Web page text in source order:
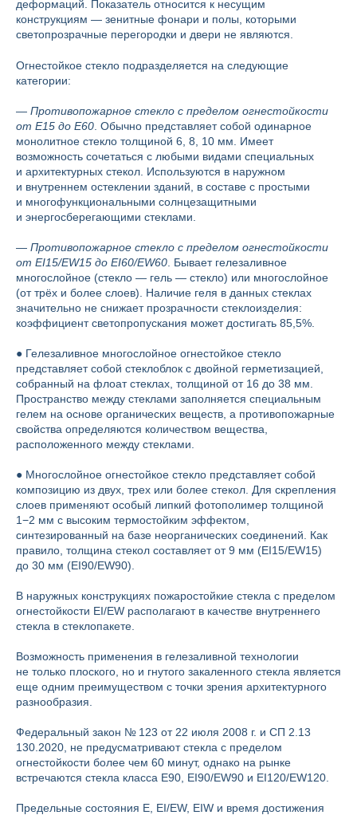
деформаций. Показатель относится к несущим
конструкциям — зенитные фонари и полы, которыми
светопрозрачные перегородки и двери не являются.
Огнестойкое стекло подразделяется на следующие
категории:
— Противопожарное стекло с пределом огнестойкости
от E15 до E60 . Обычно представляет собой одинарное
монолитное стекло толщиной 6, 8, 10 мм. Имеет
возможность сочетаться с любыми видами специальных
и архитектурных стекол. Используются в наружном
и внутреннем остеклении зданий, в составе с простыми
и многофункциональными солнцезащитными
и энергосберегающими стеклами.
— Противопожарное стекло с пределом огнестойкости
от EI15/EW15 до EI60/EW60 . Бывает гелезаливное
многослойное (стекло — гель — стекло) или многослойное
(от трёх и более слоев). Наличие геля в данных стеклах
значительно не снижает прозрачности стеклоизделия:
коэффициент светопропускания может достигать 85,5%.
● Гелезаливное многослойное огнестойкое стекло
представляет собой стеклоблок с двойной герметизацией,
собранный на флоат стеклах, толщиной от 16 до 38 мм.
Пространство между стеклами заполняется специальным
гелем на основе органических веществ, а противопожарные
свойства определяются количеством вещества,
расположенного между стеклами.
● Многослойное огнестойкое стекло представляет собой
композицию из двух, трех или более стекол. Для скрепления
слоев применяют особый липкий фотополимер толщиной
1−2 мм с высоким термостойким эффектом,
синтезированный на базе неорганических соединений. Как
правило, толщина стекол составляет от 9 мм (EI15/EW15)
до 30 мм (EI90/EW90).
В наружных конструкциях пожаростойкие стекла с пределом
огнестойкости EI/EW располагают в качестве внутреннего
стекла в стеклопакете.
Возможность применения в гелезаливной технологии
не только плоского, но и гнутого закаленного стекла является
еще одним преимуществом с точки зрения архитектурного
разнообразия.
Федеральный закон № 123 от 22 июля 2008 г. и СП 2.13
130.2020, не предусматривают стекла с пределом
огнестойкости более чем 60 минут, однако на рынке
встречаются стекла класса E90, EI90/EW90 и EI120/EW120.
Предельные состояния E, EI/EW, EIW и время достижения